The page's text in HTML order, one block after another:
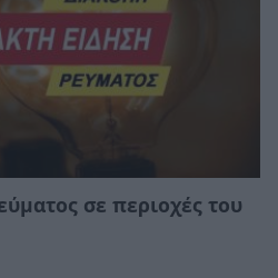
σε περιοχές του